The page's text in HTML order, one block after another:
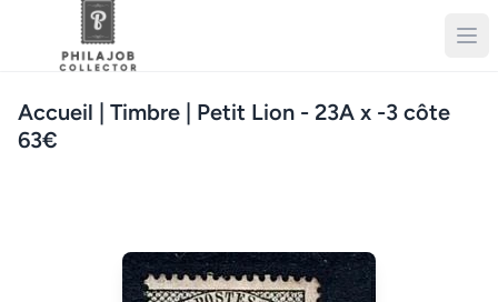
Accueil | Timbre | Petit Lion - 23A x -3 côte
63€